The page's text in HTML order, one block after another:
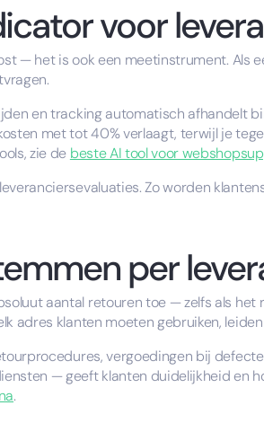
voor
— het is ook een meetinstrument.
en tracking automatisch afhandelt
met tot 40% verlaagt, terwijl je
zie de beste AI tool voor
Zo worden
per
aantal retouren toe — zelfs als
adres klanten moeten gebruiken,
vergoedingen bij
— geeft klanten duidelijkheid en
.